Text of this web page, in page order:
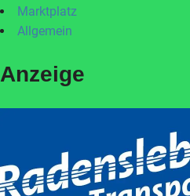
Marktplatz
Allgemein
Anzeige